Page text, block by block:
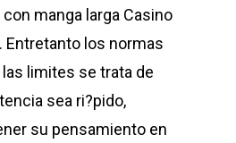
manga larga Casino
Entretanto los normas
limites se trata de
sea ri?pido,
su pensamiento en